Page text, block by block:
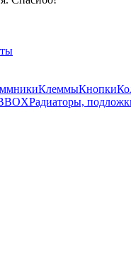
КлеммыКнопки
Радиаторы,